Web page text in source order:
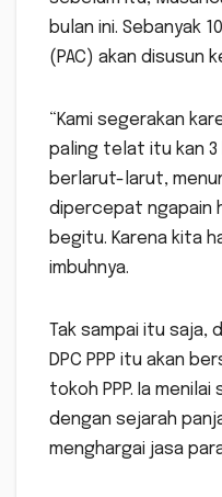
bulan ini. Sebanyak
(PAC) akan disusun
“Kami segerakan
paling telat itu kan 3
berlarut-larut,
dipercepat ngapain
begitu. Karena kita
imbuhnya.
Tak sampai itu saja,
DPC PPP itu akan
tokoh PPP. Ia
dengan sejarah
menghargai jasa